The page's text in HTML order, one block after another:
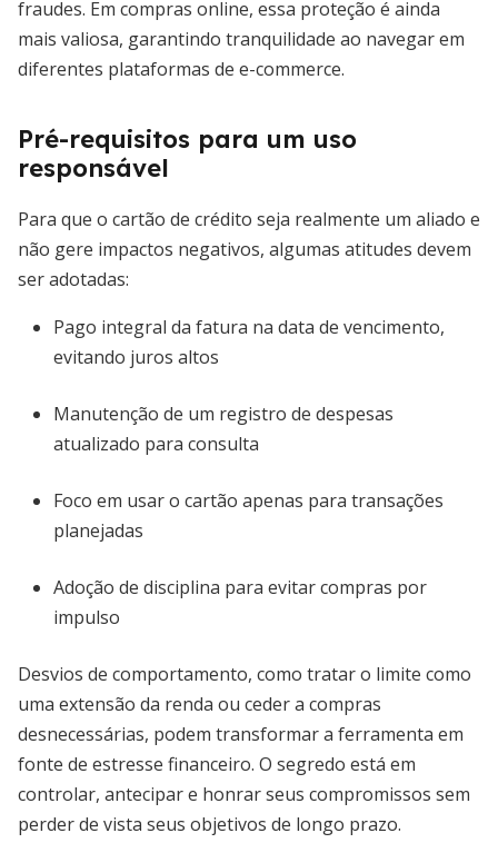
fraudes. Em compras online, essa proteção é ainda
mais valiosa, garantindo tranquilidade ao navegar em
diferentes plataformas de e-commerce.
Pré-requisitos para um uso
responsável
Para que o cartão de crédito seja realmente um aliado e
não gere impactos negativos, algumas atitudes devem
ser adotadas:
Pago integral da fatura na data de vencimento,
evitando juros altos
Manutenção de um registro de despesas
atualizado para consulta
Foco em usar o cartão apenas para transações
planejadas
Adoção de disciplina para evitar compras por
impulso
Desvios de comportamento, como tratar o limite como
uma extensão da renda ou ceder a compras
desnecessárias, podem transformar a ferramenta em
fonte de estresse financeiro. O segredo está em
controlar, antecipar e honrar seus compromissos sem
perder de vista seus objetivos de longo prazo.